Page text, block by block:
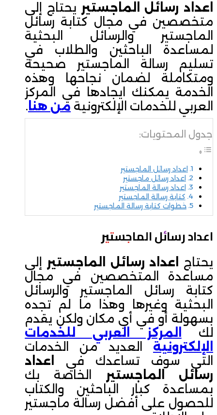
اعداد رسائل الماجستير يحتاج إلى
متخصصين في مجال كتابة رسائل
الماجستير والرسائل البحثية
لمساعدة الباحثين والطلاب في
تسليم رسالة الماجستير صحيحة
ومتكاملة لضمان نجاحها وهذه
الخدمة يمكنك ايجادها في المركز
العربي للخدمات الإلكترونية من هنا .
جدول المحتويات:
اعداد رسائل الماجستير
اعداد رسائل ماجستير
اعداد رسالة الماجستير
كتابة رسالة الماجستير
خطوات كتابة رسالة الماجستير
اعداد رسائل الماجستير
يحتاج اعداد رسائل الماجستير
إلى
مساعدة المتخصصين في مجال
كتابة رسائل الماجستير والرسائل
البحثية وغيرها وهذا ما لم تجده
بسهولة أو في أي مكان ولكن يقدم
لك
المركز العربي للخدمات
الإلكترونية العديد من الخدمات
التي سوف تساعدك في
اعداد
رسائل الماجستير
الخاصة بك
بمساعدة كبار الباحثين والكتاب
للحصول على أفضل رسالة ماجستير